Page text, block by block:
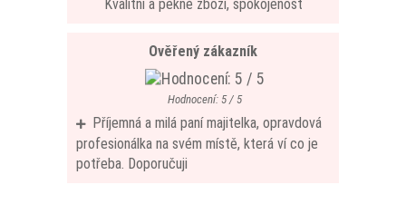
Kvalitní a pěkné zboží, spokojenost
Ověřený zákazník
Hodnocení: 5 / 5
Příjemná a milá paní majitelka, opravdová
profesionálka na svém místě, která ví co je
potřeba. Doporučuji